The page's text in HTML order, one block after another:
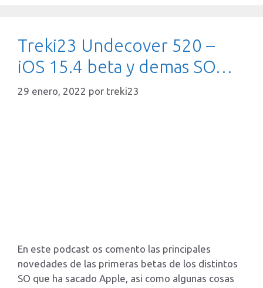
Treki23 Undecover 520 –
iOS 15.4 beta y demas SO…
29 enero, 2022 por treki23
En este podcast os comento las principales
novedades de las primeras betas de los distintos
SO que ha sacado Apple, asi como algunas cosas